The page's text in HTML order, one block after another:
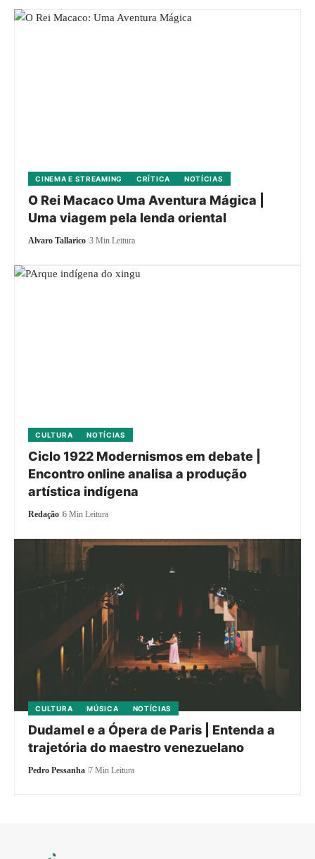
CINEMA E STREAMING CRÍTICA NOTÍCIAS
O Rei Macaco Uma Aventura Mágica |
Uma viagem pela lenda oriental
Alvaro Tallarico 3 Min Leitura
CULTURA NOTÍCIAS
Ciclo 1922 Modernismos em debate |
Encontro online analisa a produção
artística indígena
Redação 6 Min Leitura
CULTURA MÚSICA NOTÍCIAS
Dudamel e a Ópera de Paris | Entenda a
trajetória do maestro venezuelano
Pedro Pessanha 7 Min Leitura